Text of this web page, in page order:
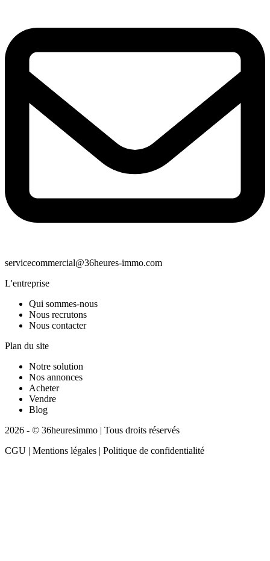
servicecommercial@36heures-immo.com
L'entreprise
Qui sommes-nous
Nous recrutons
Nous contacter
Plan du site
Notre solution
Nos annonces
Acheter
Vendre
Blog
2026 - © 36heuresimmo | Tous droits réservés
CGU | Mentions légales | Politique de confidentialité